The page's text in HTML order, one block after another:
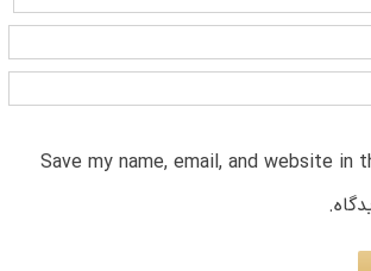
Save my name, email, and website in